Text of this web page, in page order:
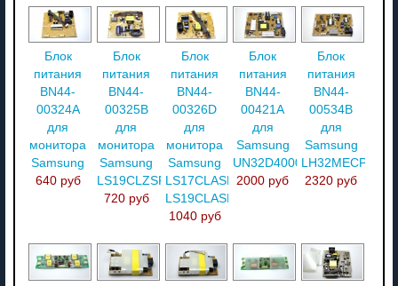
Блок
питания
BN44-
00324A
для
монитора
Samsung
640 руб
Блок
питания
BN44-
00325B
для
монитора
Samsung
LS19CLZSFV/ZA
720 руб
Блок
питания
BN44-
00326D
для
монитора
Samsung
LS17CLASB/ZA/
LS19CLASB/ZA
1040 руб
Блок
питания
BN44-
00421A
для
Samsung
UN32D4000NDXZA
2000 руб
Блок
питания
BN44-
00534B
для
Samsung
2320 руб